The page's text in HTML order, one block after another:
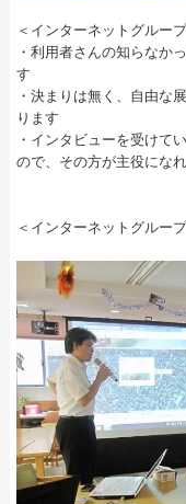
＜インターネットグルー
・利用者さんの知らなか
す
・決まりは無く、自由な
ります
・インタビューを受けて
ので、その方が主役になれ
＜インターネットグルー